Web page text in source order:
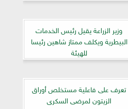
وزير الزراعة يقيل رئيس الخدمات
البيطرية ويكلف ممتاز شاهين رئيسا
للهيئة
تعرف على فاعلية مستخلص أوراق
الزيتون لمرضى السكرى